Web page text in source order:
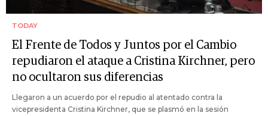
TODAY
El Frente de Todos y Juntos por el Cambio
repudiaron el ataque a Cristina Kirchner, pero
no ocultaron sus diferencias
Llegaron a un acuerdo por el repudio al atentado contra la
vicepresidenta Cristina Kirchner, que se plasmó en la sesión